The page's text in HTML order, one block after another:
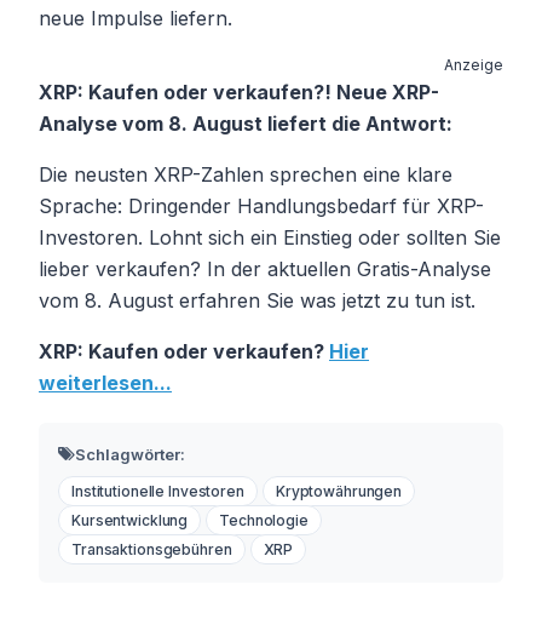
neue Impulse liefern.
Anzeige
XRP: Kaufen oder verkaufen?! Neue XRP-
Analyse vom 8. August liefert die Antwort:
Die neusten XRP-Zahlen sprechen eine klare
Sprache: Dringender Handlungsbedarf für XRP-
Investoren. Lohnt sich ein Einstieg oder sollten Sie
lieber verkaufen? In der aktuellen Gratis-Analyse
vom 8. August erfahren Sie was jetzt zu tun ist.
XRP: Kaufen oder verkaufen? Hier
weiterlesen...
Schlagwörter:
Institutionelle Investoren
Kryptowährungen
Kursentwicklung
Technologie
Transaktionsgebühren
XRP